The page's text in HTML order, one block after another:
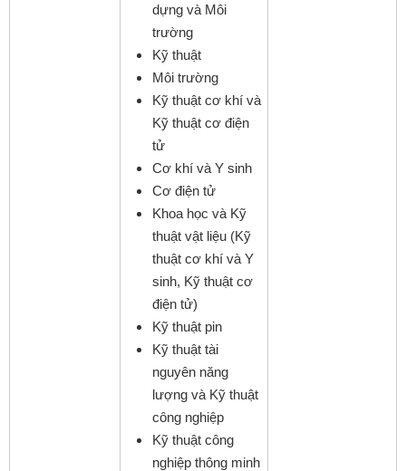
dựng và Môi
trường
Kỹ thuật
Môi trường
Kỹ thuật cơ khí và
Kỹ thuật cơ điện
tử
Cơ khí và Y sinh
Cơ điện tử
Khoa học và Kỹ
thuật vật liệu (Kỹ
thuật cơ khí và Y
sinh, Kỹ thuật cơ
điện tử)
Kỹ thuật pin
Kỹ thuật tài
nguyên năng
lượng và Kỹ thuật
công nghiệp
Kỹ thuật công
nghiệp thông minh